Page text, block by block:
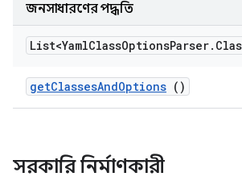
জনসাধারণের পদ্ধতি
List<YamlClassOptionsParser.
getClassesAndOptions ()
সরকারি নির্মাণকারী